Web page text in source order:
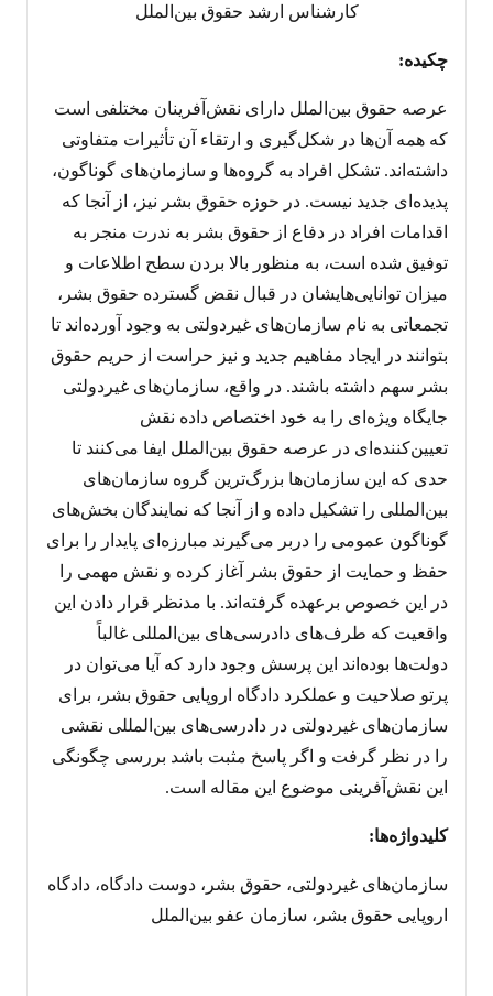
کارشناس ارشد حقوق بین‌الملل
چکیده:
عرصه حقوق بین‌الملل دارای نقش‌آفرینان مختلفی ا‌ست
که همه آن‌ها در شکل‌گیری و ارتقاء آن تأثیرات متفاوتی
داشته‌اند. تشکل افراد به گروه‌ها و سازمان‌های گوناگون،
پدیده‌ای جدید نیست. در حوزه حقوق بشر نیز، از آنجا که
اقدامات افراد در دفاع از حقوق بشر به ندرت منجر به
توفیق شده است، به منظور بالا ‌بردن سطح اطلاعات و
میزان توانایی‌هایشان در قبال نقض گسترده حقوق بشر،
تجمعاتی به نام سازمان‌های غیردولتی به وجود آورده‌اند تا
بتوانند در ایجاد مفاهیم جدید و نیز حراست از حریم حقوق
بشر سهم داشته باشند. در واقع، سازمان‌های غیردولتی
جایگاه ویژه‌ای را به خود اختصاص داده نقش
تعیین‌کننده‌ای در عرصه حقوق بین‌الملل ایفا می‌کنند تا
حدی که این سازمان‌ها بزرگ‌ترین گروه سازمان‌های
بین‌المللی را تشکیل داده و از آنجا که نمایندگان بخش‌های
گوناگون عمومی را دربر می‌گیرند مبارزه‌ای پایدار را برای
حفظ و حمایت از حقوق بشر آغاز کرده و نقش مهمی را
در این خصوص برعهده گرفته‌اند. با مدنظر قرار دادن این
واقعیت که طرف‌های دادرسی‌های بین‌المللی غالباً
دولت‌ها بوده‌اند این پرسش وجود دارد که آیا می‌توان در
پرتو صلاحیت و عملکرد دادگاه اروپایی حقوق بشر، برای
سازمان‌های غیردولتی در دادرسی‌های بین‌المللی نقشی
را در نظر گرفت و اگر پاسخ مثبت باشد بررسی چگونگی
این نقش‌آفرینی موضوع این مقاله است.
کلیدواژه‌ها:
سازمان‌های غیردولتی، حقوق بشر، دوست دادگاه، دادگاه
اروپایی حقوق بشر، سازمان عفو بین‌الملل